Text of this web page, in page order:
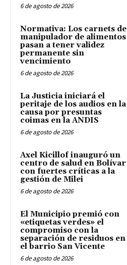
6 de agosto de 2026
Normativa: Los carnets de
manipulador de alimentos
pasan a tener validez
permanente sin
vencimiento
6 de agosto de 2026
La Justicia iniciará el
peritaje de los audios en la
causa por presuntas
coimas en la ANDIS
6 de agosto de 2026
Axel Kicillof inauguró un
centro de salud en Bolívar
con fuertes críticas a la
gestión de Milei
6 de agosto de 2026
El Municipio premió con
«etiquetas verdes» el
compromiso con la
separación de residuos en
el barrio San Vicente
6 de agosto de 2026